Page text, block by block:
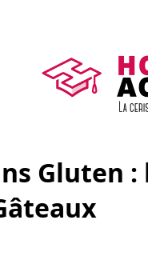
Gluten